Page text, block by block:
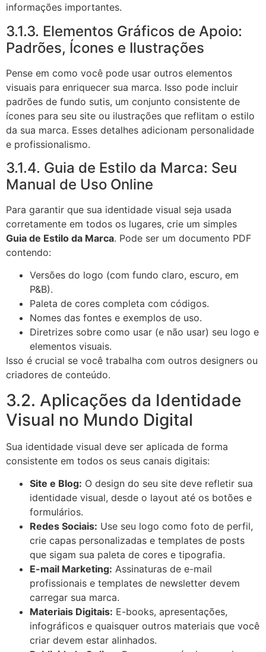
informações importantes.
3.1.3. Elementos Gráficos de Apoio:
Padrões, Ícones e Ilustrações
Pense em como você pode usar outros elementos
visuais para enriquecer sua marca. Isso pode incluir
padrões de fundo sutis, um conjunto consistente de
ícones para seu site ou ilustrações que reflitam o estilo
da sua marca. Esses detalhes adicionam personalidade
e profissionalismo.
3.1.4. Guia de Estilo da Marca: Seu
Manual de Uso Online
Para garantir que sua identidade visual seja usada
corretamente em todos os lugares, crie um simples
Guia de Estilo da Marca. Pode ser um documento PDF
contendo:
Versões do logo (com fundo claro, escuro, em
P&B).
Paleta de cores completa com códigos.
Nomes das fontes e exemplos de uso.
Diretrizes sobre como usar (e não usar) seu logo e
elementos visuais.
Isso é crucial se você trabalha com outros designers ou
criadores de conteúdo.
3.2. Aplicações da Identidade
Visual no Mundo Digital
Sua identidade visual deve ser aplicada de forma
consistente em todos os seus canais digitais:
Site e Blog: O design do seu site deve refletir sua
identidade visual, desde o layout até os botões e
formulários.
Redes Sociais: Use seu logo como foto de perfil,
crie capas personalizadas e templates de posts
que sigam sua paleta de cores e tipografia.
E-mail Marketing: Assinaturas de e-mail
profissionais e templates de newsletter devem
carregar sua marca.
Materiais Digitais: E-books, apresentações,
infográficos e quaisquer outros materiais que você
criar devem estar alinhados.